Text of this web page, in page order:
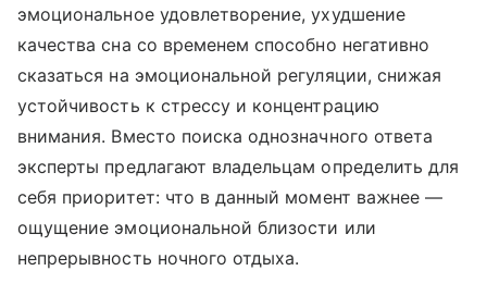
эмоциональное удовлетворение, ухудшение
качества сна со временем способно негативно
сказаться на эмоциональной регуляции, снижая
устойчивость к стрессу и концентрацию
внимания. Вместо поиска однозначного ответа
эксперты предлагают владельцам определить для
себя приоритет: что в данный момент важнее —
ощущение эмоциональной близости или
непрерывность ночного отдыха.